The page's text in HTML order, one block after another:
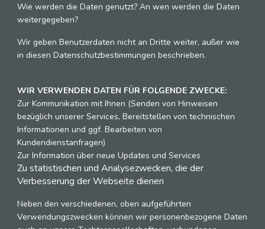
Wie werden die Daten genutzt? An wen werden die Daten
weitergegeben?
Wir geben Benutzerdaten nicht an Dritte weiter, außer wie
in diesen Datenschutzbestimmungen beschrieben.
WIR VERWENDEN DATEN FÜR FOLGENDE ZWECKE:
Zur Kommunikation mit Ihnen (Senden von Hinweisen
bezüglich unserer Services, Bereitstellen von technischen
Informationen und ggf. Bearbeiten von
Kundendienstanfragen)
Zur Information über neue Updates und Services
Zu statistischen und Analysezwecken, die der
Verbesserung der Webseite dienen
Neben den verschiedenen, oben aufgeführten
Verwendungszwecken können wir personenbezogene Daten